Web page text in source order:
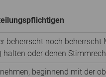
beherrscht noch
oder denen
beginnend mit der